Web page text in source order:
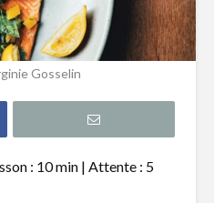
Gosselin
: 10 min | Attente : 5
à
revisité
Pain
chèvre